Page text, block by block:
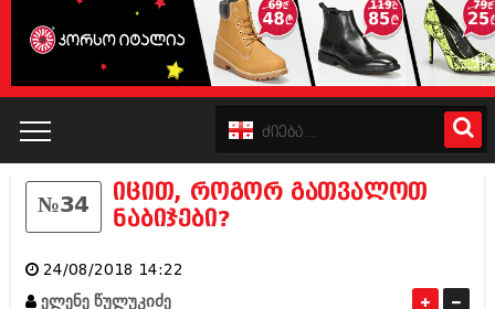
კატალოგი
ინტერვიუები
№34
იცით, როგორ გათვალოთ
ნაბიჯები?
24/08/2018 14:22
ელენე წულუკიძე